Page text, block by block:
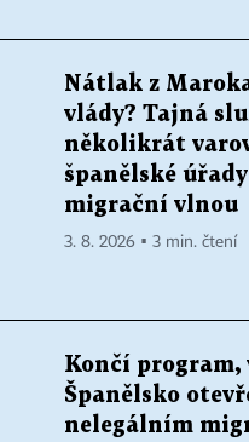
Nátlak z
vlády? Tajná
několikrát
španělské
migrační vlnou
3. 8. 2026 ▪ 3 min. čtení
Končí program,
Španělsko
nelegálním